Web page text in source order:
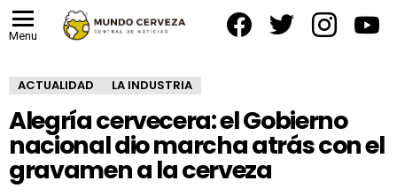
Menu
ACTUALIDAD LA INDUSTRIA
Alegría cervecera: el Gobierno
nacional dio marcha atrás con el
gravamen a la cerveza